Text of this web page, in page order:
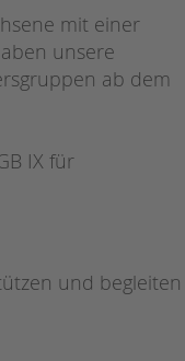
NEWS/BLOG
unkuerzbar
mit einer
unsere
ab dem
IX für
und begleiten